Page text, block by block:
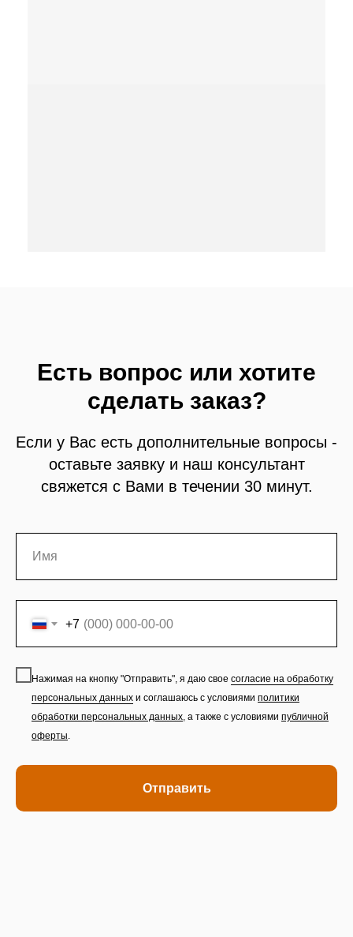
Есть вопрос или хотите
сделать заказ?
Если у Вас есть дополнительные вопросы -
оставьте заявку и наш консультант
свяжется с Вами в течении 30 минут.
+7
Нажимая на кнопку "Отправить", я даю свое согласие на обработку
персональных данных и соглашаюсь с условиями политики
обработки персональных данных, а также с условиями публичной
оферты.
Отправить